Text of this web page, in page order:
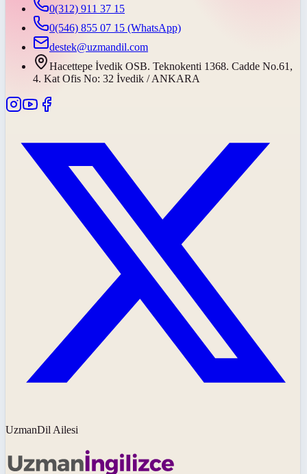
0(312) 911 37 15
0(546) 855 07 15 (WhatsApp)
destek@uzmandil.com
Hacettepe İvedik OSB. Teknokenti 1368. Cadde No.61,
4. Kat Ofis No: 32 İvedik / ANKARA
UzmanDil Ailesi